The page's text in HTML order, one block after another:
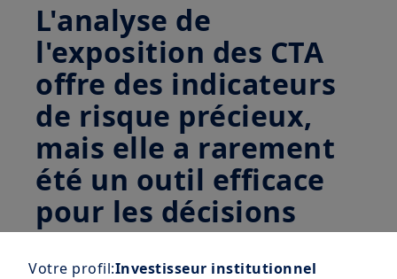
L'analyse de
l'exposition des CTA
offre des indicateurs
de risque précieux,
mais elle a rarement
été un outil efficace
pour les décisions
d'allocation.
Votre profil:Investisseur institutionnel